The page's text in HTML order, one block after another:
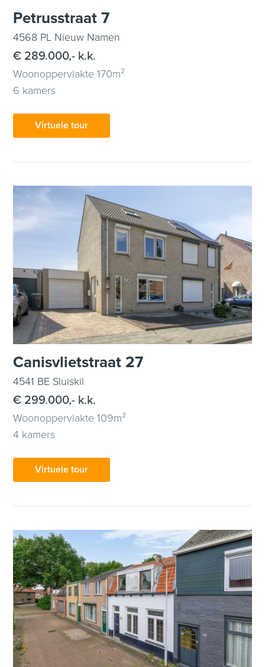
Petrusstraat 7
4568 PL Nieuw Namen
€ 289.000,- k.k.
Woonoppervlakte 170m²
6 kamers
Virtuele tour
Canisvlietstraat 27
4541 BE Sluiskil
€ 299.000,- k.k.
Woonoppervlakte 109m²
4 kamers
Virtuele tour